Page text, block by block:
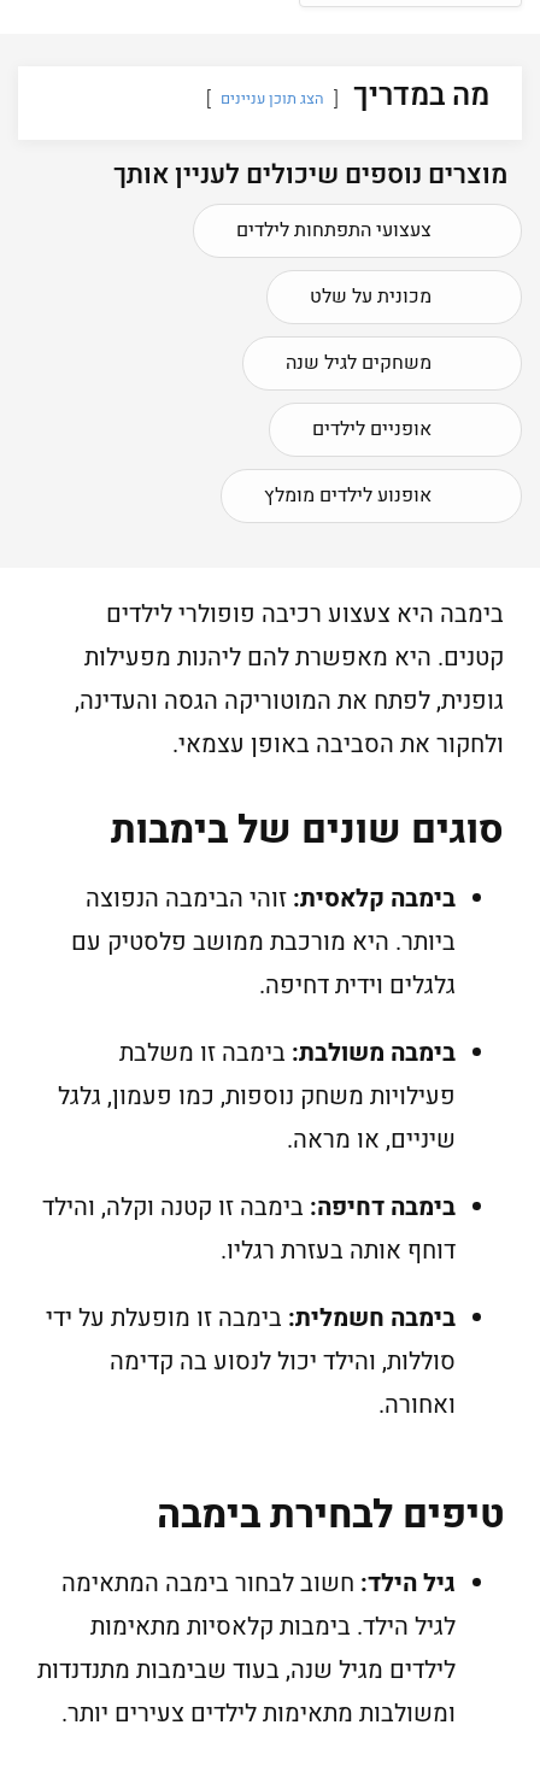
מה במדריך הצג תוכן עניינים
מוצרים נוספים שיכולים לעניין אותך
צעצועי התפתחות לילדים
מכונית על שלט
משחקים לגיל שנה
אופניים לילדים
אופנוע לילדים מומלץ
בימבה היא צעצוע רכיבה פופולרי לילדים
קטנים. היא מאפשרת להם ליהנות מפעילות
גופנית, לפתח את המוטוריקה הגסה והעדינה,
ולחקור את הסביבה באופן עצמאי.
סוגים שונים של בימבות
בימבה קלאסית: זוהי הבימבה הנפוצה
ביותר. היא מורכבת ממושב פלסטיק עם
גלגלים וידית דחיפה.
בימבה משולבת: בימבה זו משלבת
פעילויות משחק נוספות, כמו פעמון, גלגל
שיניים, או מראה.
בימבה דחיפה: בימבה זו קטנה וקלה, והילד
דוחף אותה בעזרת רגליו.
בימבה חשמלית: בימבה זו מופעלת על ידי
סוללות, והילד יכול לנסוע בה קדימה
ואחורה.
טיפים לבחירת בימבה
גיל הילד: חשוב לבחור בימבה המתאימה
לגיל הילד. בימבות קלאסיות מתאימות
לילדים מגיל שנה, בעוד שבימבות מתנדנדות
ומשולבות מתאימות לילדים צעירים יותר.